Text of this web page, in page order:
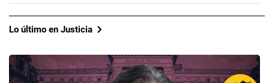
Lo último en Justicia